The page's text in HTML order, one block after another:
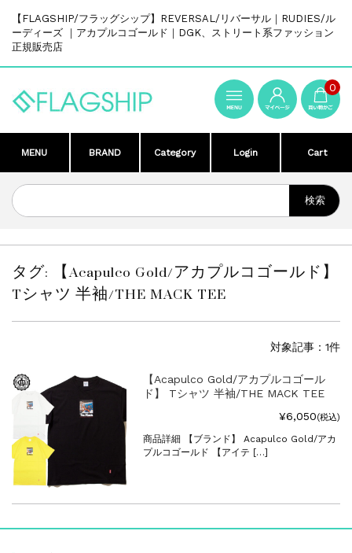
【FLAGSHIP/フラッグシップ】REVERSAL/リバーサル｜RUDIES/ル
ーディーズ ｜アカプルコゴールド｜DGK、ストリート系ファッション
正規販売店
0
MENU BRAND Category Login Cart
タグ: 【Acapulco Gold/アカプルコゴールド】
Tシャツ 半袖/THE MACK TEE
対象記事：1件
【Acapulco Gold/アカプルコゴール
ド】 Tシャツ 半袖/THE MACK TEE
¥6,050(税込)
商品詳細 【ブランド】 Acapulco Gold/アカ
プルコゴールド 【アイテ […]